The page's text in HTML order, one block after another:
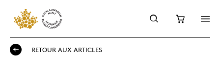
RETOUR AUX ARTICLES